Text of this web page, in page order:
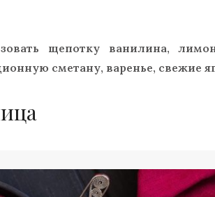
щепотку ванилина,
сметану, варенье, свежие